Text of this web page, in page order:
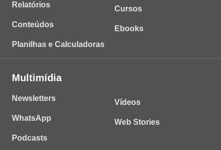
Relatórios
Conteúdos
Planilhas e Calculadoras
Cursos
Ebooks
Multimídia
Newsletters
WhatsApp
Podcasts
Vídeos
Web Stories